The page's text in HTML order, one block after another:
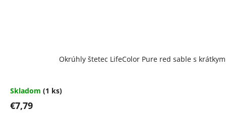
Okrúhly štetec LifeColor Pure red sable s
Skladom (1 ks)
€7,79